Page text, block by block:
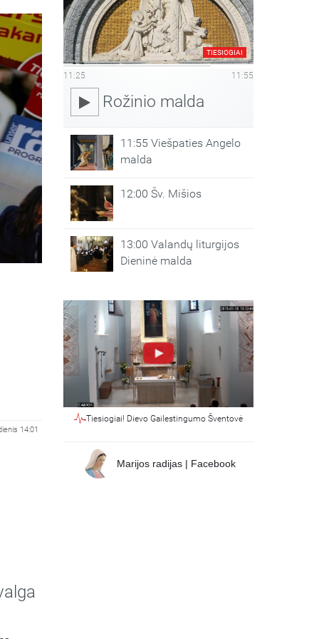
14:01
TIESIOGIAI
11:25 11:55
Rožinio malda
11:55 Viešpaties Angelo
malda
12:00 Šv. Mišios
13:00 Valandų liturgijos
Dieninė malda
Tiesiogiai! Dievo Gailestingumo Šventovė
Marijos radijas | Facebook